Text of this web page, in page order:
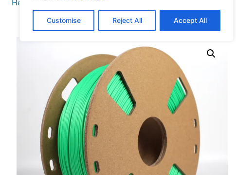
Customise Reject All Accept All
Hem Filament/ABS/ Eazyprint ABS